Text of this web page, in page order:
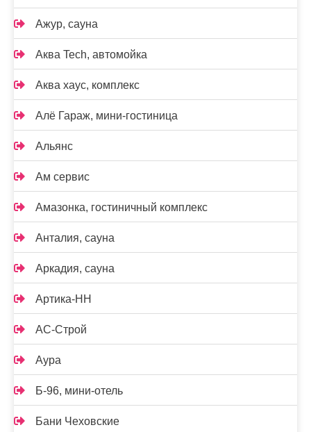
Ажур, сауна
Аква Tech, автомойка
Аква хаус, комплекс
Алё Гараж, мини-гостиница
Альянс
Ам сервис
Амазонка, гостиничный комплекс
Анталия, сауна
Аркадия, сауна
Артика-НН
АС-Строй
Аура
Б-96, мини-отель
Бани Чеховские